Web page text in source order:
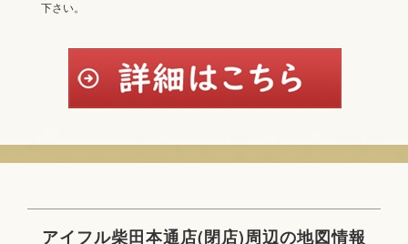
下さい。
アイフル柴田本通店(閉店)周辺の地図情報